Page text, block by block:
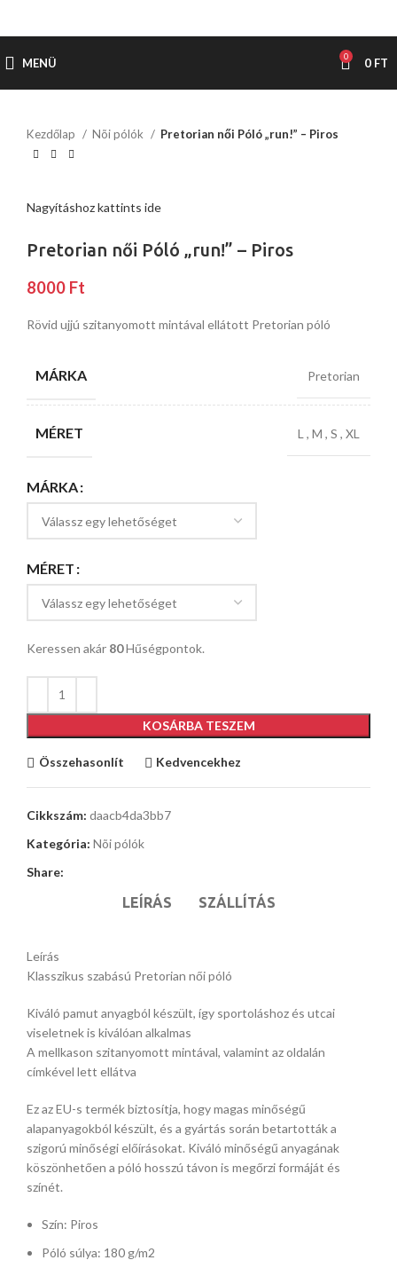
MENÜ 0 0 FT
Kezdőlap Nõi pólók Pretorian női Póló „run!” – Piros
Nagyításhoz kattints ide
Pretorian női Póló „run!” – Piros
8000 Ft
Rövid ujjú szitanyomott mintával ellátott Pretorian póló
MÁRKA Pretorian
MÉRET L , M , S , XL
MÁRKA
MÉRET
Keressen akár 80Hűségpontok.
KOSÁRBA TESZEM
Összehasonlít Kedvencekhez
Cikkszám: daacb4da3bb7
Kategória: Nõi pólók
Share:
LEÍRÁS SZÁLLÍTÁS
Leírás
Klasszikus szabású Pretorian női póló
Kiváló pamut anyagból készült, így sportoláshoz és utcai
viseletnek is kiválóan alkalmas
A mellkason szitanyomott mintával, valamint az oldalán
címkével lett ellátva
Ez az EU-s termék biztosítja, hogy magas minőségű
alapanyagokból készült, és a gyártás során betartották a
szigorú minőségi előírásokat. Kiváló minőségű anyagának
köszönhetően a póló hosszú távon is megőrzi formáját és
színét.
Szín: Piros
Póló súlya: 180 g/m2